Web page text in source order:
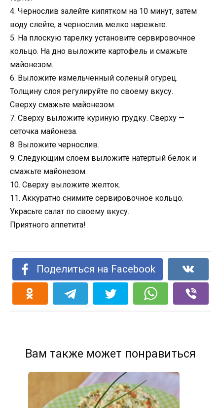
4. Чернослив залейте кипятком на 10 минут, затем
воду слейте, а чернослив мелко нарежьте.
5. На плоскую тарелку установите сервировочное
кольцо. На дно выложите картофель и смажьте
майонезом.
6. Выложите измельченный соленый огурец.
Толщину слоя регулируйте по своему вкусу.
Сверху смажьте майонезом.
7. Сверху выложите куриную грудку. Сверху —
сеточка майонеза.
8. Выложите чернослив.
9. Следующим слоем выложите натертый белок и
смажьте майонезом.
10. Сверху выложите желток.
11. Аккуратно снимите сервировочное кольцо.
Украсьте салат по своему вкусу.
Приятного аппетита!
Поделиться на Facebook
Вам также может понравиться